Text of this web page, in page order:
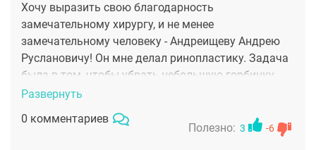
Хочу выразить свою благодарность
замечательному хирургу, и не менее
замечательному человеку - Андреищеву Андрею
Руслановичу! Он мне делал ринопластику. Задача
была в том, чтобы убрать небольшую горбинку,
которая у меня образовалась после травмы носа.
лор, а я доверяю своему врачу. И здесь у меня
Развернуть
0 комментариев
Полезно: 3 -6